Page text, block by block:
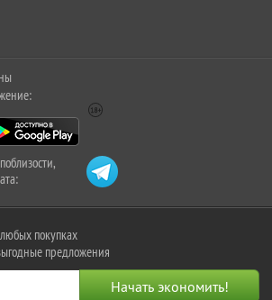
покупках
предложения